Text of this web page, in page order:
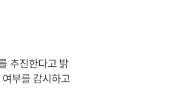
추진한다고 밝
부를 감시하고